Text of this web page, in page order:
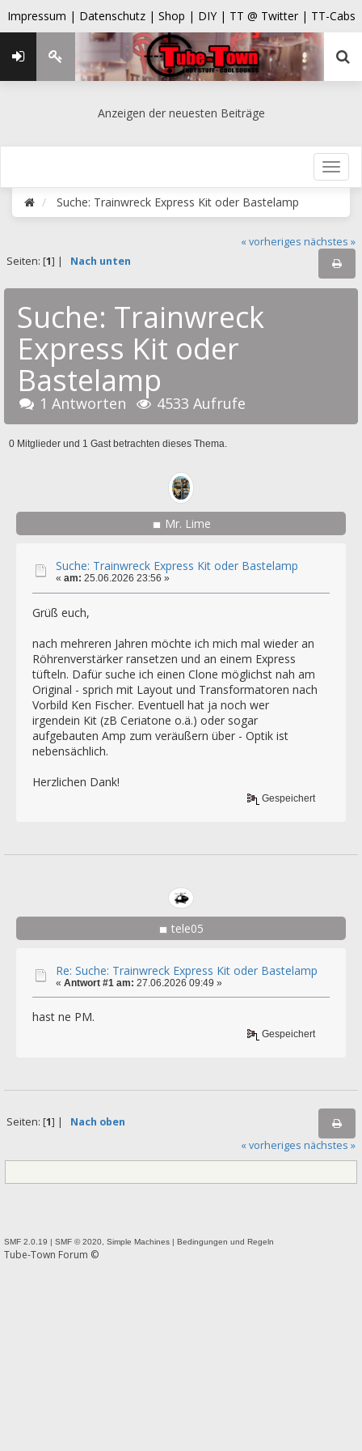
Impressum | Datenschutz | Shop | DIY | TT @ Twitter | TT-Cabs
Anzeigen der neuesten Beiträge
Suche: Trainwreck Express Kit oder Bastelamp
« vorheriges nächstes »
Seiten: [1] | Nach unten
Suche: Trainwreck
Express Kit oder
Bastelamp
1 Antworten 4533 Aufrufe
0 Mitglieder und 1 Gast betrachten dieses Thema.
Mr. Lime
Suche: Trainwreck Express Kit oder Bastelamp
« am: 25.06.2026 23:56 »
Grüß euch,
nach mehreren Jahren möchte ich mich mal wieder an
Röhrenverstärker ransetzen und an einem Express
tüfteln. Dafür suche ich einen Clone möglichst nah am
Original - sprich mit Layout und Transformatoren nach
Vorbild Ken Fischer. Eventuell hat ja noch wer
irgendein Kit (zB Ceriatone o.ä.) oder sogar
aufgebauten Amp zum veräußern über - Optik ist
nebensächlich.
Herzlichen Dank!
Gespeichert
tele05
Re: Suche: Trainwreck Express Kit oder Bastelamp
« Antwort #1 am: 27.06.2026 09:49 »
hast ne PM.
Gespeichert
Seiten: [1] | Nach oben
« vorheriges nächstes »
SMF 2.0.19 SMF © 2020, Simple Machines Bedingungen und Regeln
Tube-Town Forum ©